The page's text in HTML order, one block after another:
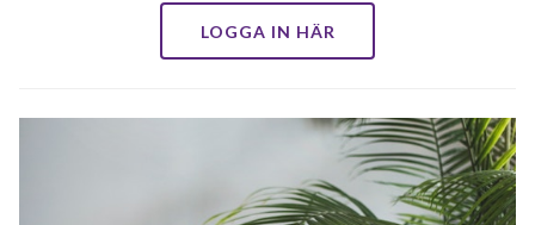
LOGGA IN HÄR